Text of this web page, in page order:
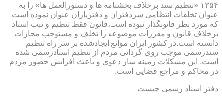
۱۳۵۴ «تنظیم سند برخلاف بخشنامه ها و دستورالعمل ها» را به
عنوان تخلفات انتظامی سردفتران و دفتریاران عنوان نموده است
که مورد نظر قانونگذار نبوده است،قانون فقط تنظیم و ثبت اسناد
برخلاف قانون و مقررات موضوعه را تخلف و مستوجب مجازات
دانسته است.در کشور ایران موانع ایجادشده بر سر راه تنظیم
سندرسمی موجب روی گردانی مردم از تنظیم اسنادرسمی شده
است. این مشکلات زمینه ساز دعوی و باعث افزایش حضور مردم
در محاکم و مراجع قضایی است.
دفتر اسناد رسمی چیست